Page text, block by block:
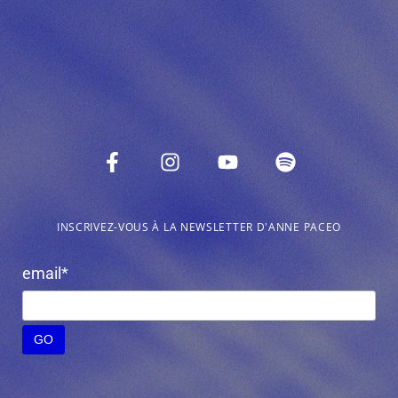
INSCRIVEZ-VOUS À LA NEWSLETTER D'ANNE PACEO
email*